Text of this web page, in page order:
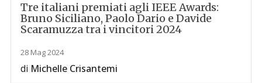
Tre italiani premiati agli IEEE Awards:
Bruno Siciliano, Paolo Dario e Davide
Scaramuzza tra i vincitori 2024
28 Mag 2024
di Michelle Crisantemi